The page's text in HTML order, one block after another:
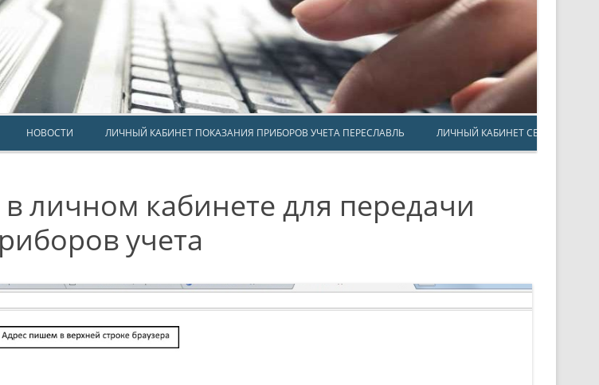
Skip to content
НОВОСТИ ЛИЧНЫЙ КАБИНЕТ ПОКАЗАНИЯ ПРИБОРОВ УЧЕТА ПЕРЕСЛАВЛЬ ЛИЧНЫЙ КАБИНЕТ СБЕРБАНК
в личном кабинете для передачи
учета